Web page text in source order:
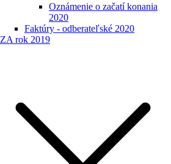
Oznámenie o začatí konania
2020
Faktúry - odberateľské 2020
ZA rok 2019